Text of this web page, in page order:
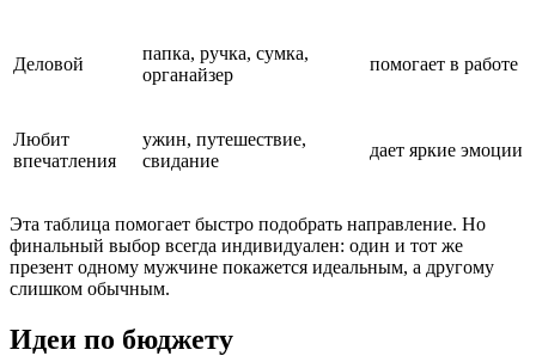
Деловой
папка, ручка, сумка,
органайзер
помогает в работе
Любит
впечатления
ужин, путешествие,
свидание
дает яркие эмоции
Эта таблица помогает быстро подобрать направление. Но
финальный выбор всегда индивидуален: один и тот же
презент одному мужчине покажется идеальным, а другому
слишком обычным.
Идеи по бюджету